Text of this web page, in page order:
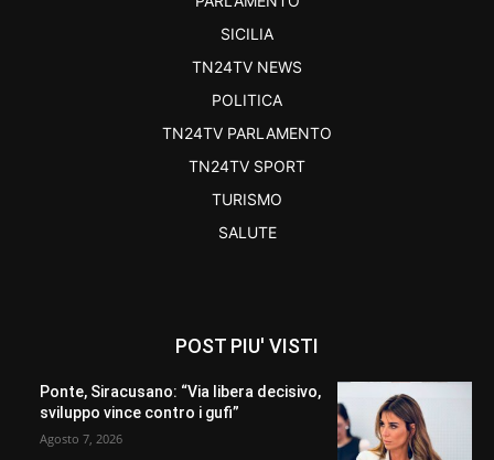
SICILIA
TN24TV NEWS
POLITICA
TN24TV PARLAMENTO
TN24TV SPORT
TURISMO
SALUTE
POST PIU' VISTI
Ponte, Siracusano: “Via libera decisivo,
sviluppo vince contro i gufi”
Agosto 7, 2026